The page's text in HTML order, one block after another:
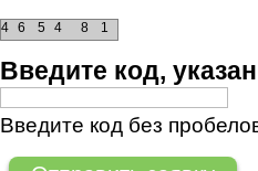
1
8
4 5 4
6
Введите код,
Введите код без